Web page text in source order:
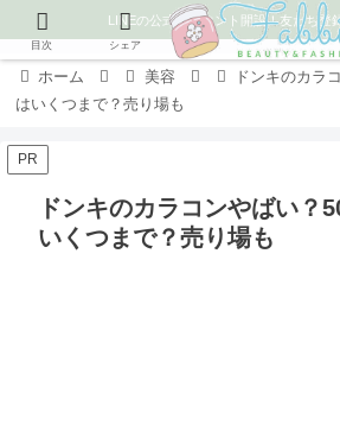
ホーム 美容
ドンキのカラ
はいくつまで？売り場も
PR
ドンキのカラコンやばい？
いくつまで？売り場も
目次 シェア